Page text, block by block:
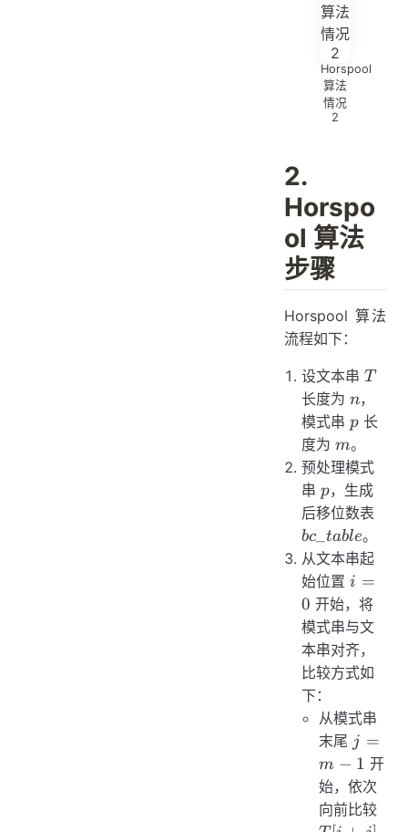
Horspool
算法
情况
2
2.
Horspo
ol 算法
步骤
Horspool 算法
流程如下：
设文本串T
T
长度为n
n，
模式串p
p 长
度为m
m。
预处理模式
串p
p，生成
后移位数表
bc table。
从文本串起
始位置i
=
0
i =
0 开始，将
模式串与文
本串对齐，
比较方式如
下：
从模式串
末尾 j
=
m
-
1
j =
m − 1 开
始，依次
向前比较